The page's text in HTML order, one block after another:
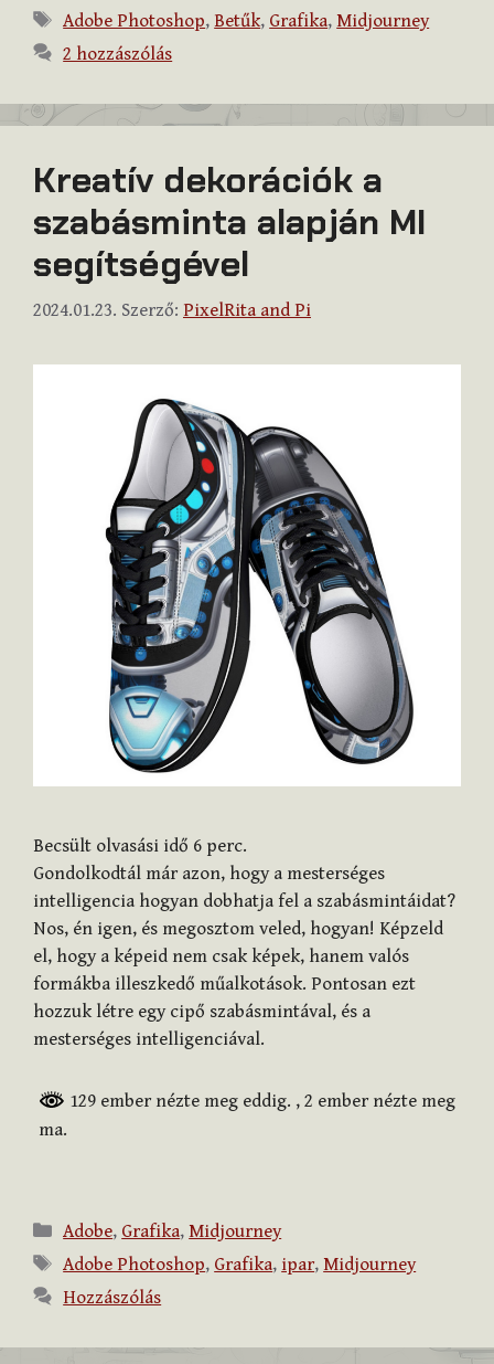
Címkék
Adobe Photoshop,Betűk, Grafika,Midjourney
2 hozzászólás
Kreatív dekorációk a
szabásminta alapján MI
segítségével
2024.01.23. Szerző: PixelRita and Pi
Becsült olvasási idő 6 perc.
Gondolkodtál már azon, hogy a mesterséges
intelligencia hogyan dobhatja fel a szabásmintáidat?
Nos, én igen, és megosztom veled, hogyan! Képzeld
el, hogy a képeid nem csak képek, hanem valós
formákba illeszkedő műalkotások. Pontosan ezt
hozzuk létre egy cipő szabásmintával, és a
mesterséges intelligenciával.
129 ember nézte meg eddig. , 2 ember nézte meg
ma.
Kategória
Adobe, Grafika,Midjourney
Címkék
Adobe Photoshop, Grafika, ipar,Midjourney
Hozzászólás